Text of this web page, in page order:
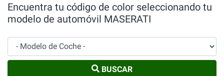
Encuentra tu código de color seleccionando tu
modelo de automóvil MASERATI
Modelo de Coche
BUSCAR